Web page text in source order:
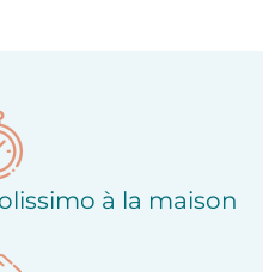
à la maison